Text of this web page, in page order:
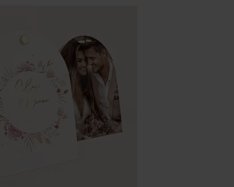
roze zeepjes Pink